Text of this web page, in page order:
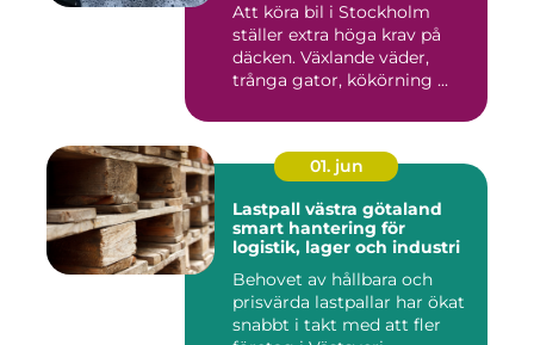
Att köra bil i Stockholm
ställer extra höga krav på
däcken. Växlande väder,
trånga gator, kökörning ...
01. jun
Lastpall västra götaland
smart hantering för
logistik, lager och industri
Behovet av hållbara och
prisvärda lastpallar har ökat
snabbt i takt med att fler